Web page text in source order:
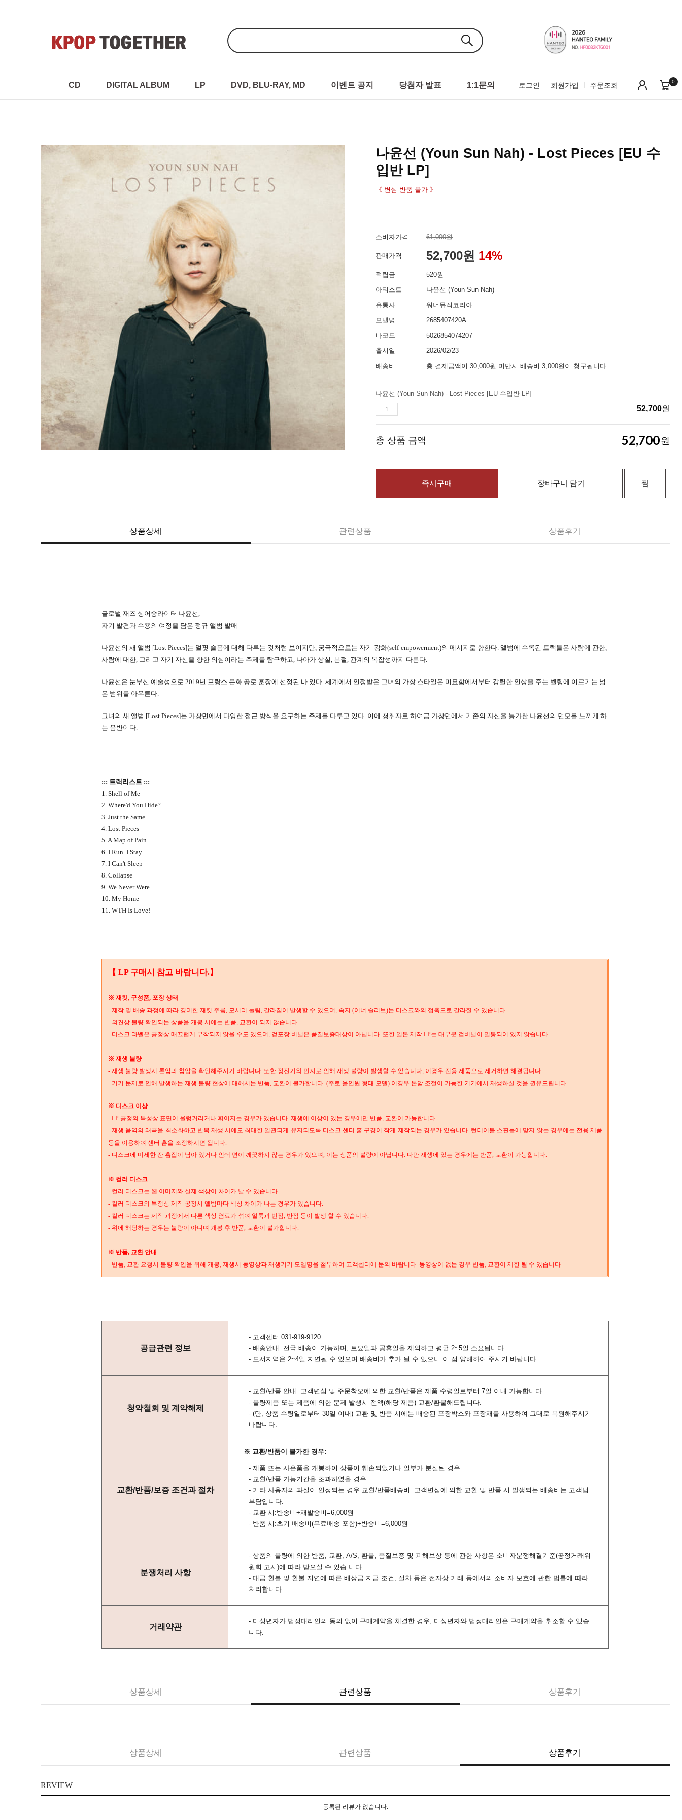
CD DIGITAL ALBUM LP DVD, BLU-RAY, MD 이벤트 공지 당첨자 발표 1:1문의 로그인 회원가입 주문조회 0
나윤선 (Youn Sun Nah) - Lost Pieces [EU 수
입반 LP]
《 변심 반품 불가 》
소비자가격 61,000원
판매가격 52,700원 14%
적립금
520원
아티스트
나윤선 (Youn Sun Nah)
유통사
워너뮤직코리아
모델명
2685407420A
바코드
5026854074207
출시일
2026/02/23
배송비
총 결제금액이 30,000원 미만시 배송비 3,000원이 청구됩니다.
나윤선 (Youn Sun Nah) - Lost Pieces [EU 수입반 LP]
52,700원
총 상품 금액 52,700원
즉시구매 장바구니 담기 찜
상품상세 관련상품 상품후기
글로벌 재즈 싱어송라이터 나윤선,
자기 발견과 수용의 여정을 담은 정규 앨범 발매
나윤선의 새 앨범 [Lost Pieces]는 얼핏 슬픔에 대해 다루는 것처럼 보이지만, 궁극적으로는 자기 강화(self-empowerment)의 메시지로 향한다. 앨범에 수록된 트랙들은 사랑에 관한,
사람에 대한, 그리고 자기 자신을 향한 의심이라는 주제를 탐구하고, 나아가 상실, 분절, 관계의 복잡성까지 다룬다.
나윤선은 눈부신 예술성으로 2019년 프랑스 문화 공로 훈장에 선정된 바 있다. 세계에서 인정받은 그녀의 가창 스타일은 미묘함에서부터 강렬한 인상을 주는 벨팅에 이르기는 넓
은 범위를 아우른다.
그녀의 새 앨범 [Lost Pieces]는 가창면에서 다양한 접근 방식을 요구하는 주제를 다루고 있다. 이에 청취자로 하여금 가창면에서 기존의 자신을 능가한 나윤선의 면모를 느끼게 하
는 음반이다.
::: 트랙리스트 :::
1. Shell of Me
2. Where'd You Hide?
3. Just the Same
4. Lost Pieces
5. A Map of Pain
6. I Run. I Stay
7. I Can't Sleep
8. Collapse
9. We Never Were
10. My Home
11. WTH Is Love!
【 LP 구매시 참고 바랍니다.】
※ 재킷, 구성품, 포장 상태
- 제작 및 배송 과정에 따라 경미한 재킷 주름, 모서리 눌림, 갈라짐이 발생할 수 있으며, 속지 (이너 슬리브)는 디스크와의 접촉으로 갈라질 수 있습니다.
- 외견상 불량 확인되는 상품을 개봉 시에는 반품, 교환이 되지 않습니다.
- 디스크 라벨은 공정상 매끄럽게 부착되지 않을 수도 있으며, 겉포장 비닐은 품질보증대상이 아닙니다. 또한 일본 제작 LP는 대부분 겉비닐이 밀봉되어 있지 않습니다.
※ 재생 불량
- 재생 불량 발생시 톤암과 침압을 확인해주시기 바랍니다. 또한 정전기와 먼지로 인해 재생 불량이 발생할 수 있습니다, 이경우 전용 제품으로 제거하면 해결됩니다.
- 기기 문제로 인해 발생하는 재생 불량 현상에 대해서는 반품, 교환이 불가합니다. (주로 올인원 형태 모델) 이경우 톤암 조절이 가능한 기기에서 재생하실 것을 권유드립니다.
※ 디스크 이상
- LP 공정의 특성상 표면이 울렁거리거나 휘어지는 경우가 있습니다. 재생에 이상이 있는 경우에만 반품, 교환이 가능합니다.
- 재생 음역의 왜곡을 최소화하고 반복 재생 시에도 최대한 일관되게 유지되도록 디스크 센터 홈 구경이 작게 제작되는 경우가 있습니다. 턴테이블 스핀들에 맞지 않는 경우에는 전용 제품
등을 이용하여 센터 홈을 조정하시면 됩니다.
- 디스크에 미세한 잔 흠집이 남아 있거나 인쇄 면이 깨끗하지 않는 경우가 있으며, 이는 상품의 불량이 아닙니다. 다만 재생에 있는 경우에는 반품, 교환이 가능합니다.
※ 컬러 디스크
- 컬러 디스크는 웹 이미지와 실제 색상이 차이가 날 수 있습니다.
- 컬러 디스크의 특정상 제작 공정시 앨범마다 색상 차이가 나는 경우가 있습니다.
- 컬러 디스크는 제작 과정에서 다른 색상 염료가 섞여 얼룩과 번짐, 반점 등이 발생 할 수 있습니다.
- 위에 해당하는 경우는 불량이 아니며 개봉 후 반품, 교환이 불가합니다.
※ 반품, 교환 안내
- 반품, 교환 요청시 불량 확인을 위해 개봉, 재생시 동영상과 재생기기 모델명을 첨부하여 고객센터에 문의 바랍니다. 동영상이 없는 경우 반품, 교환이 제한 될 수 있습니다.
공급관련 정보
- 고객센터 031-919-9120
- 배송안내: 전국 배송이 가능하며, 토요일과 공휴일을 제외하고 평균 2~5일 소요됩니다.
- 도서지역은 2~4일 지연될 수 있으며 배송비가 추가 될 수 있으니 이 점 양해하여 주시기 바랍니다.
청약철회 및 계약해제
- 교환/반품 안내: 고객변심 및 주문착오에 의한 교환/반품은 제품 수령일로부터 7일 이내 가능합니다.
- 불량제품 또는 제품에 의한 문제 발생시 전액(해당 제품) 교환/환불해드립니다.
- (단, 상품 수령일로부터 30일 이내) 교환 및 반품 시에는 배송된 포장박스와 포장재를 사용하여 그대로 복원해주시기
바랍니다.
교환/반품/보증 조건과 절차
※ 교환/반품이 불가한 경우:
- 제품 또는 사은품을 개봉하여 상품이 훼손되었거나 일부가 분실된 경우
- 교환/반품 가능기간을 초과하였을 경우
- 기타 사용자의 과실이 인정되는 경우 교환/반품배송비: 고객변심에 의한 교환 및 반품 시 발생되는 배송비는 고객님
부담입니다.
- 교환 시:반송비+재발송비=6,000원
- 반품 시:초기 배송비(무료배송 포함)+반송비=6,000원
분쟁처리 사항
- 상품의 불량에 의한 반품, 교환, A/S, 환불, 품질보증 및 피해보상 등에 관한 사항은 소비자분쟁해결기준(공정거래위
원회 고시)에 따라 받으실 수 있습 니다.
- 대금 환불 및 환불 지연에 따른 배상금 지급 조건, 절차 등은 전자상 거래 등에서의 소비자 보호에 관한 법률에 따라
처리합니다.
거래약관
- 미성년자가 법정대리인의 동의 없이 구매계약을 체결한 경우, 미성년자와 법정대리인은 구매계약을 취소할 수 있습
니다.
상품상세 관련상품 상품후기
상품상세 관련상품 상품후기
REVIEW
등록된 리뷰가 없습니다.